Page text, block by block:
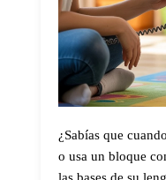
¿Sabías que
o usa un bloque